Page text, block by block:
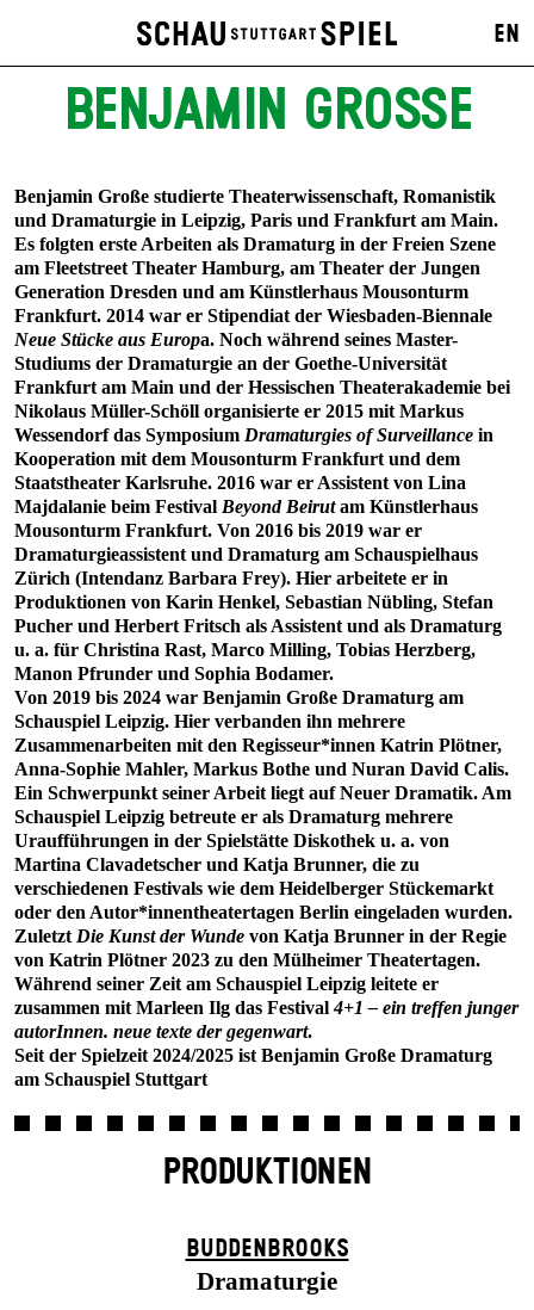
EN
BENJAMIN GROSSE
Benjamin Große studierte Theaterwissenschaft, Romanistik
und Dramaturgie in Leipzig, Paris und Frankfurt am Main.
Es folgten erste Arbeiten als Dramaturg in der Freien Szene
am Fleetstreet Theater Hamburg, am Theater der Jungen
Generation Dresden und am Künstlerhaus Mousonturm
Frankfurt. 2014 war er Stipendiat der Wiesbaden-Biennale
Neue Stücke aus Europa. Noch während seines Master-
Studiums der Dramaturgie an der Goethe-Universität
Frankfurt am Main und der Hessischen Theaterakademie bei
Nikolaus Müller-Schöll organisierte er 2015 mit Markus
Wessendorf das Symposium Dramaturgies of Surveillance in
Kooperation mit dem Mousonturm Frankfurt und dem
Staatstheater Karlsruhe. 2016 war er Assistent von Lina
Majdalanie beim Festival Beyond Beirutam Künstlerhaus
Mousonturm Frankfurt. Von 2016 bis 2019 war er
Dramaturgieassistent und Dramaturg am Schauspielhaus
Zürich (Intendanz Barbara Frey). Hier arbeitete er in
Produktionen von Karin Henkel, Sebastian Nübling, Stefan
Pucher und Herbert Fritsch als Assistent und als Dramaturg
u. a. für Christina Rast, Marco Milling, Tobias Herzberg,
Manon Pfrunder und Sophia Bodamer.
Von 2019 bis 2024 war Benjamin Große Dramaturg am
Schauspiel Leipzig. Hier verbanden ihn mehrere
Zusammenarbeiten mit den Regisseur*innen Katrin Plötner,
Anna-Sophie Mahler, Markus Bothe und Nuran David Calis.
Ein Schwerpunkt seiner Arbeit liegt auf Neuer Dramatik. Am
Schauspiel Leipzig betreute er als Dramaturg mehrere
Uraufführungen in der Spielstätte Diskothek u. a. von
Martina Clavadetscher und Katja Brunner, die zu
verschiedenen Festivals wie dem Heidelberger Stückemarkt
oder den Autor*innentheatertagen Berlin eingeladen wurden.
Zuletzt Die Kunst der Wunde von Katja Brunner in der Regie
von Katrin Plötner 2023 zu den Mülheimer Theatertagen.
Während seiner Zeit am Schauspiel Leipzig leitete er
zusammen mit Marleen Ilg das Festival4+1 – ein treffen junger
autorInnen. neue texte der gegenwart.
Seit der Spielzeit 2024/2025 ist Benjamin Große Dramaturg
am Schauspiel Stuttgart
PRODUKTIONEN
BUDDENBROOKS
Dramaturgie